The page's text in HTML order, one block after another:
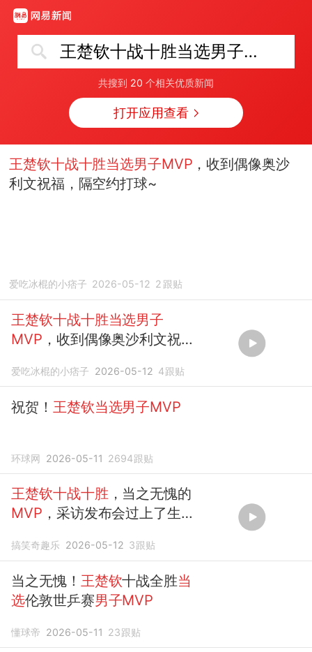
王楚钦十战十胜当选男子MVP
共搜到 20 个相关优质新闻
打开应用查看
王楚钦十战十胜当选男子MVP ，收到偶像奥沙
利文祝福，隔空约打球~
爱吃冰棍的小痞子 2026-05-12 2 跟贴
王楚钦十战十胜当选男子
MVP ，收到偶像奥沙利文祝
爱吃冰棍的小痞子 2026-05-12 4跟贴
祝贺！ 王楚钦当选男子MVP
环球网 2026-05-11 2694跟贴
王楚钦十战十胜 ，当之无愧的
MVP ，采访发布会过上了生
搞笑奇趣乐 2026-05-12 3跟贴
当之无愧！ 王楚钦十战全胜当
选伦敦世乒赛男子MVP
懂球帝 2026-05-11 23跟贴